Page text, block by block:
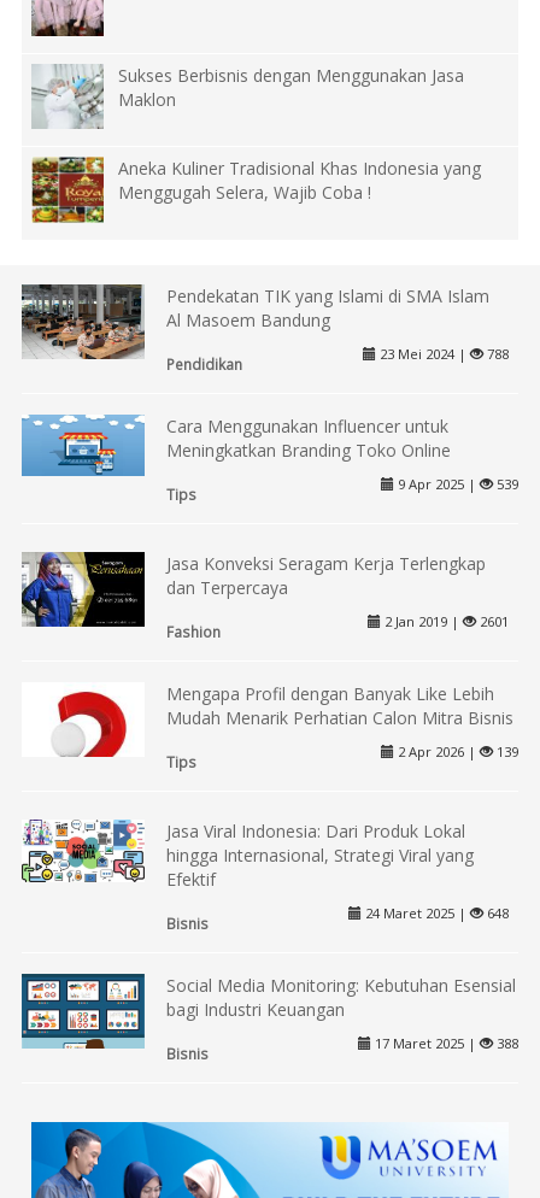
Sukses Berbisnis dengan Menggunakan Jasa
Maklon
Aneka Kuliner Tradisional Khas Indonesia yang
Menggugah Selera, Wajib Coba !
Pendekatan TIK yang Islami di SMA Islam
Al Masoem Bandung
Pendidikan
23 Mei 2024 | 788
Cara Menggunakan Influencer untuk
Meningkatkan Branding Toko Online
Tips
9 Apr 2025 | 539
Jasa Konveksi Seragam Kerja Terlengkap
dan Terpercaya
Fashion
2 Jan 2019 | 2601
Mengapa Profil dengan Banyak Like Lebih
Mudah Menarik Perhatian Calon Mitra Bisnis
Tips
2 Apr 2026 | 139
Jasa Viral Indonesia: Dari Produk Lokal
hingga Internasional, Strategi Viral yang
Efektif
Bisnis
24 Maret 2025 | 648
Social Media Monitoring: Kebutuhan Esensial
bagi Industri Keuangan
Bisnis
17 Maret 2025 | 388